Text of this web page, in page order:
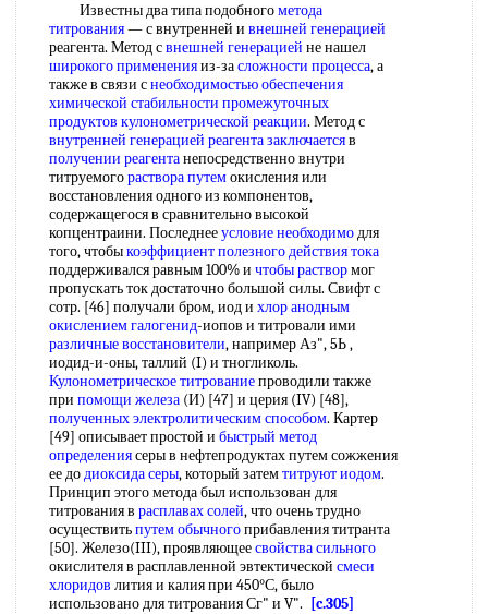
Известны два типа подобногометода
титрования— с внутренней и внешней генерацией
реагента. Метод свнешней генерацией не нашел
широкого примененияиз-засложности процесса, а
также в связи снеобходимостью обеспечения
химической стабильности промежуточных
продуктов кулонометрической реакции. Метод с
внутренней генерацией реагента заключаетсяв
получении реагентанепосредственно внутри
титруемогораствора путемокисления или
восстановления одного из компонентов,
содержащегося в сравнительно высокой
копцентраини. Последнееусловие необходимодля
того, чтобыкоэффициент полезного действия тока
поддерживался равным 100% и чтобы раствормог
пропускать ток достаточно большой силы. Свифт с
сотр. [46] получали бром, иод и хлор анодным
окислением галогенид-иопов и титровали ими
различные восстановители, например Аз", 5Ь ,
иодид-и-оны, таллий (I) и тногликоль.
Кулонометрическое титрованиепроводили также
при помощи железа (И) [47] и церия (IV) [48],
полученных электролитическим способом. Картер
[49] описывает простой и быстрый метод
определениясеры в нефтепродуктах путем сожжения
ее додиоксида серы, который затемтитруют иодом.
Принцип этого метода был использован для
титрования в расплавах солей, что очень трудно
осуществитьпутем обычногоприбавления титранта
[50]. Железо(III), проявляющеесвойства сильного
окислителя в расплавленной эвтектической смеси
хлоридов лития и калия при 450°С, было
использовано для титрования Сг" и V".
[c.305]